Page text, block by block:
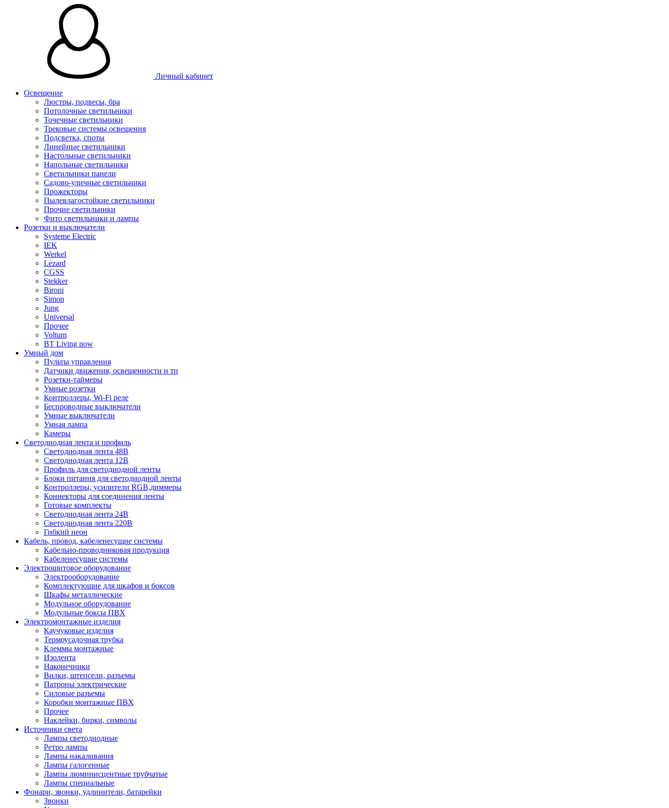
Личный кабинет
Освещение
Люстры, подвесы, бра
Потолочные светильники
Точечные светильники
Трековые системы освещения
Подсветка, споты
Линейные светильники
Настольные светильники
Напольные светильники
Светильники панели
Садово-уличные светильники
Прожекторы
Пылевлагостойкие светильники
Прочие светильники
Фито светильники и лампы
Розетки и выключатели
Systeme Electric
IEK
Werkel
Lezard
CGSS
Stekker
Bironi
Simon
Jung
Universal
Прочее
Voltum
BT Living now
Умный дом
Пульты управления
Датчики движения, освещенности и тп
Розетки-таймеры
Умные розетки
Контроллеры, Wi-Fi реле
Беспроводные выключатели
Умные выключатели
Умная лампа
Камеры
Светодиодная лента и профиль
Светодиодная лента 48В
Светодиодная лента 12В
Профиль для светодиодной ленты
Блоки питания для светодиодной ленты
Контроллеры, усилители RGB,диммеры
Коннекторы для соединения ленты
Готовые комплекты
Светодиодная лента 24В
Светодиодная лента 220В
Гибкий неон
Кабель, провод, кабеленесущие системы
Кабельно-проводниковая продукция
Кабеленесущие системы
Электрощитовое оборудование
Электрооборудование
Комплектующие для шкафов и боксов
Шкафы металлические
Модульное оборудование
Модульные боксы ПВХ
Электромонтажные изделия
Каучуковые изделия
Термоусадочная трубка
Клеммы монтажные
Изолента
Наконечники
Вилки, штепсели, разъемы
Патроны электрические
Силовые разъемы
Коробки монтажные ПВХ
Прочее
Наклейки, бирки, символы
Источники света
Лампы светодиодные
Ретро лампы
Лампы накаливания
Лампы галогенные
Лампы люминисцентные трубчатые
Лампы специальные
Фонари, звонки, удлинители, батарейки
Звонки